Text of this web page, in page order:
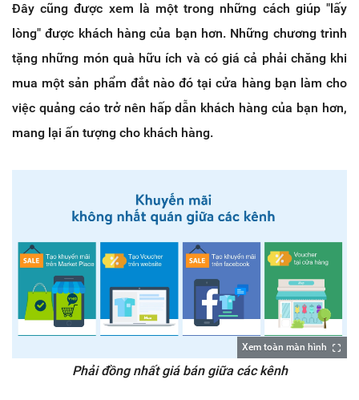
Đây cũng được xem là một trong những cách giúp "lấy
lòng" được khách hàng của bạn hơn. Những chương trình
tặng những món quà hữu ích và có giá cả phải chăng khi
mua một sản phẩm đắt nào đó tại cửa hàng bạn làm cho
việc quảng cáo trở nên hấp dẫn khách hàng của bạn hơn,
mang lại ấn tượng cho khách hàng.
Xem toàn màn hình
Phải đồng nhất giá bán giữa các kênh